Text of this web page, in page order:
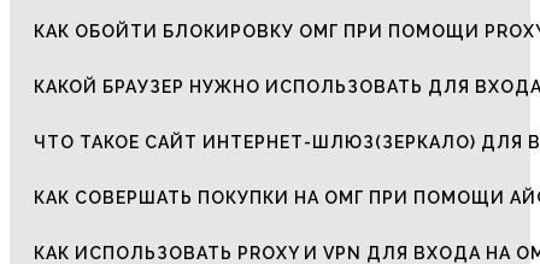
КАК ОБОЙТИ БЛОКИРОВКУ ОМГ ПРИ ПОМОЩИ
КАКОЙ БРАУЗЕР НУЖНО ИСПОЛЬЗОВАТЬ ДЛЯ
ЧТО ТАКОЕ САЙТ ИНТЕРНЕТ-ШЛЮЗ(ЗЕРКАЛО) ДЛЯ
КАК СОВЕРШАТЬ ПОКУПКИ НА ОМГ ПРИ ПОМОЩИ
КАК ИСПОЛЬЗОВАТЬ PROXY И VPN ДЛЯ ВХОДА НА